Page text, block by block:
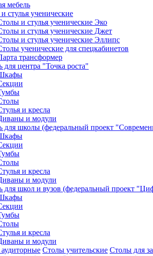
мебель
стулья ученические
и стулья ученические Эко
и стулья ученические Джет
и стулья ученические Эллипс
ученические для спецкабинетов
трансформер
для центра "Точка роста"
и кресла
и модули
для школы (федеральный проект
и кресла
и модули
для школ и вузов (федеральный проект
и кресла
и модули
Столы учительские Столы для